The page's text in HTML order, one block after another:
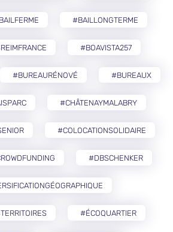
#BAILLONGTERME
#BOAVISTA257
#BUREAURÉNOVÉ #BUREAUX
#CHÂTENAYMALABRY
#COLOCATIONSOLIDAIRE
#DBSCHENKER
#ÉCOQUARTIER